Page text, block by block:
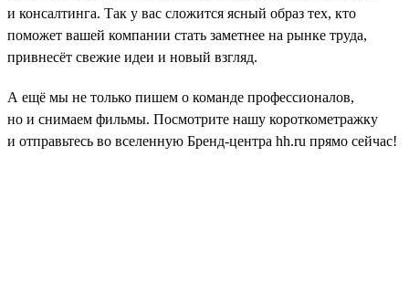
и консалтинга. Так у вас сложится ясный образ тех, кто
поможет вашей компании стать заметнее на рынке труда,
привнесёт свежие идеи и новый взгляд.
А ещё мы не только пишем о команде профессионалов,
но и снимаем фильмы. Посмотрите нашу короткометражку
и отправьтесь во вселенную Бренд-центра hh.ru прямо сейчас!